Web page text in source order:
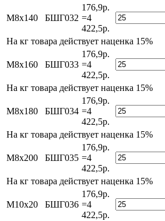
М8х140 БШГ032
176,9р.
=4
422,5р.
На кг товара действует наценка 15%
М8х160 БШГ033
176,9р.
=4
422,5р.
На кг товара действует наценка 15%
М8х180 БШГ034
176,9р.
=4
422,5р.
На кг товара действует наценка 15%
М8х200 БШГ035
176,9р.
=4
422,5р.
На кг товара действует наценка 15%
М10х20 БШГ036
176,9р.
=4
422,5р.